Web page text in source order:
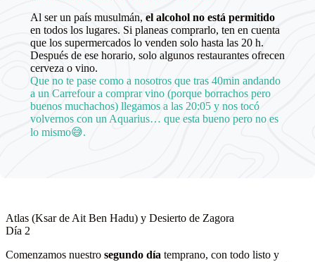
Al ser un país musulmán, el alcohol no está permitido
en todos los lugares. Si planeas comprarlo, ten en cuenta
que los supermercados lo venden solo hasta las 20 h.
Después de ese horario, solo algunos restaurantes ofrecen
cerveza o vino.
Que no te pase como a nosotros que tras 40min andando
a un Carrefour a comprar vino (porque borrachos pero
buenos muchachos) llegamos a las 20:05 y nos tocó
volvernos con un Aquarius… que esta bueno pero no es
lo mismo😅.
Atlas (Ksar de Ait Ben Hadu) y Desierto de Zagora
Día 2
Comenzamos nuestro segundo día temprano, con todo listo y